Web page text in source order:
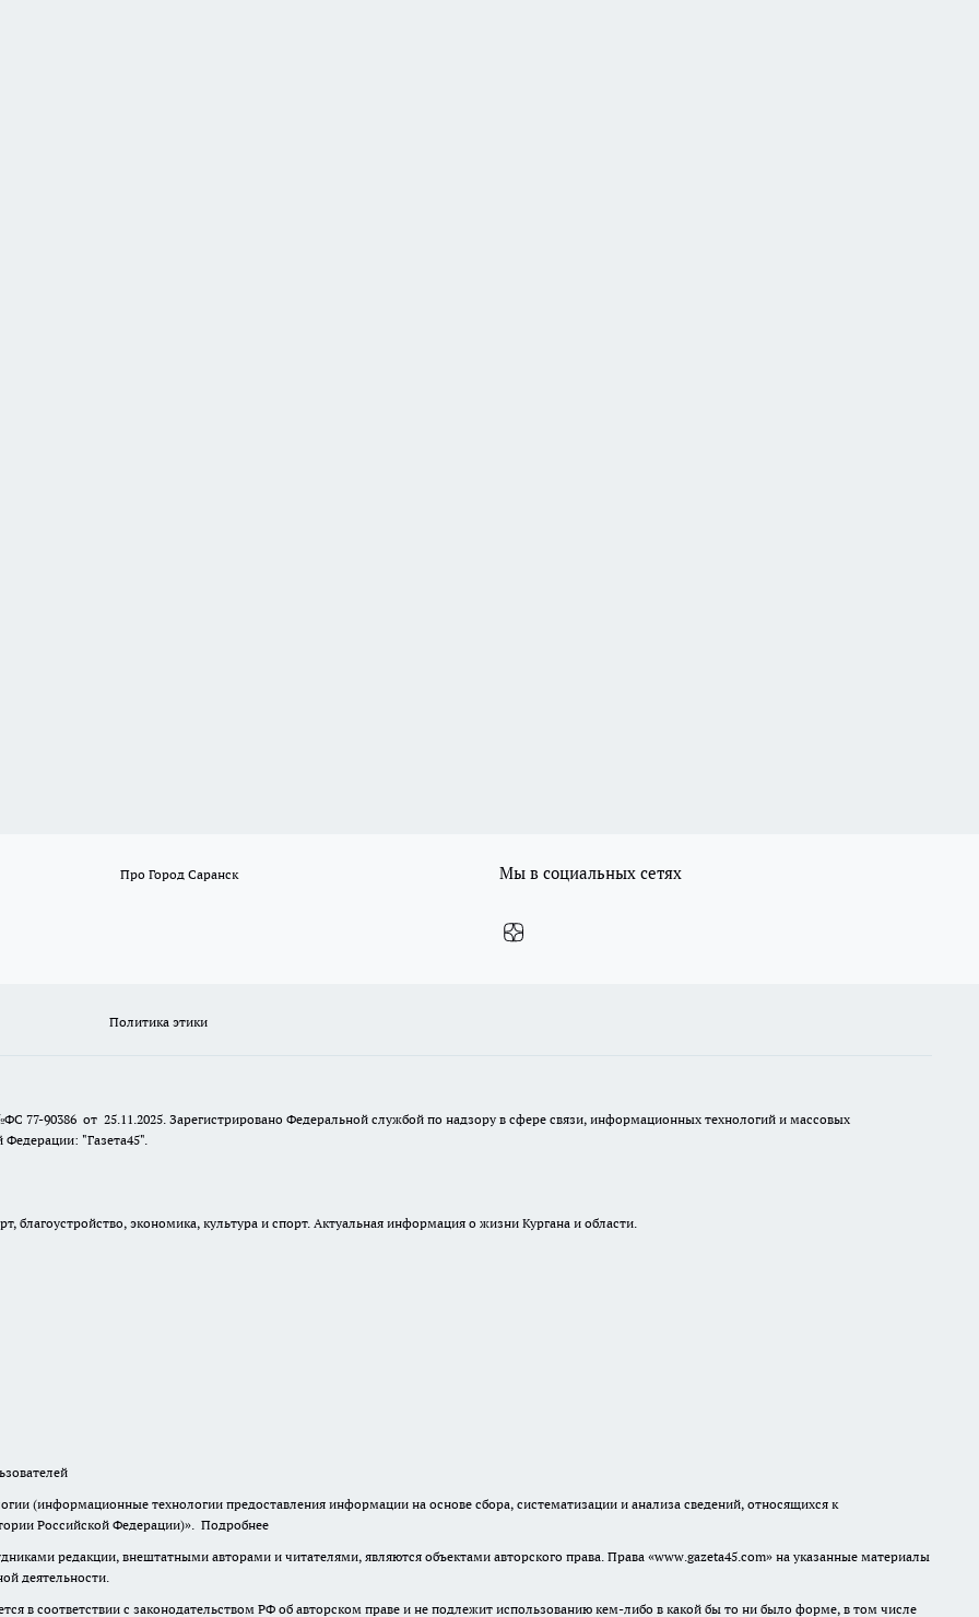
Про Город Саранск Мы в социальных сетях
Политика этики
77-90386 от 25.11.2025. Зарегистрировано Федеральной службой по надзору в сфере связи, информационных технологий и массовых
"Газета45".
экономика, культура и спорт. Актуальная информация о жизни Кургана и области.
(информационные технологии предоставления информации на основе сбора, систематизации и анализа сведений, относящихся к
Российской Федерации)». Подробнее
редакции, внештатными авторами и читателями, являются объектами авторского права. Права «www.gazeta45.com» на указанные материалы
деятельности.
в соответствии с законодательством РФ об авторском праве и не подлежит использованию кем-либо в какой бы то ни было форме, в том числе